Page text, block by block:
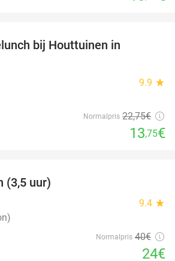
bij Houttuinen in
9.9 star
Normalpris 22,75€
13,75€
(3,5 uur)
9.4 star
Normalpris 40€
24€